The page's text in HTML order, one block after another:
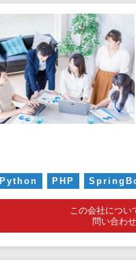
Python PHP
この会社につい
問い合わ